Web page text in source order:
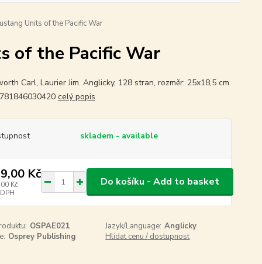
Units of the Pacific War
of the Pacific War
Carl, Laurier Jim. Anglicky, 128 stran, rozměr: 25x18,5 cm.
celý popis
skladem - available
Kč
Kč
Do košíku - Add to basket
OSPAE021 Jazyk/Language: Anglicky
Osprey Publishing Hlídat cenu / dostupnost